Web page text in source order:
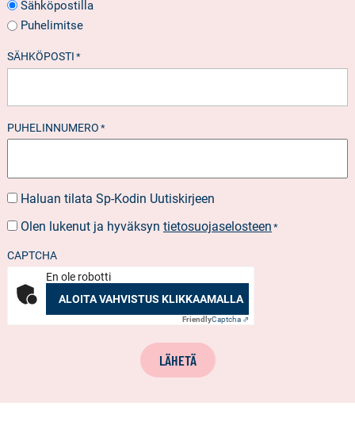
Sähköpostilla
Puhelimitse
SÄHKÖPOSTI *
PUHELINNUMERO *
UUTISKIRJEEN
Haluan tilata Sp-Kodin Uutiskirjeen
SUOSTUMUS*
Olen lukenut ja hyväksyn tietosuojaselosteen *
CAPTCHA
En ole robotti
ALOITA VAHVISTUS KLIKKAAMALLA
FriendlyCaptcha ⇗
LÄHETÄ